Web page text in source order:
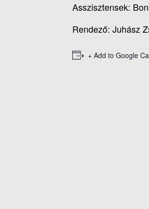
Asszisztensek:
Rendező: Juhász
+ Add to Google